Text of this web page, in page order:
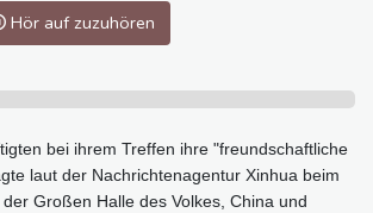
Hör auf zuzuhören
bei ihrem Treffen ihre "freundschaftliche
laut der Nachrichtenagentur Xinhua beim
Großen Halle des Volkes, China und